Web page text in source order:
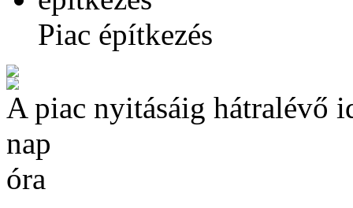
Piac építkezés
A piac nyitásáig hátralévő
nap
óra